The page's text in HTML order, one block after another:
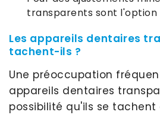
transparents sont l'option
Les appareils dentaires
tachent-ils ?
Une préoccupation
appareils dentaires
possibilité qu'ils se